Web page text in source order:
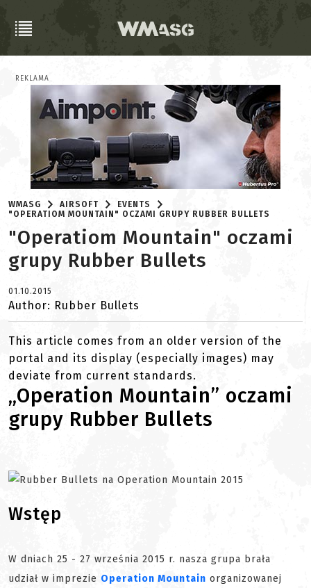
REKLAMA
WMASG AIRSOFT
EVENTS
"OPERATIOM MOUNTAIN" OCZAMI GRUPY RUBBER BULLETS
"Operatiom Mountain" oczami
grupy Rubber Bullets
01.10.2015
Author: Rubber Bullets
This article comes from an older version of the
portal and its display (especially images) may
deviate from current standards.
„Operation Mountain” oczami
grupy Rubber Bullets
Wstęp
W dniach 25 - 27 września 2015 r. nasza grupa brała
udział w imprezie Operation Mountain organizowanej